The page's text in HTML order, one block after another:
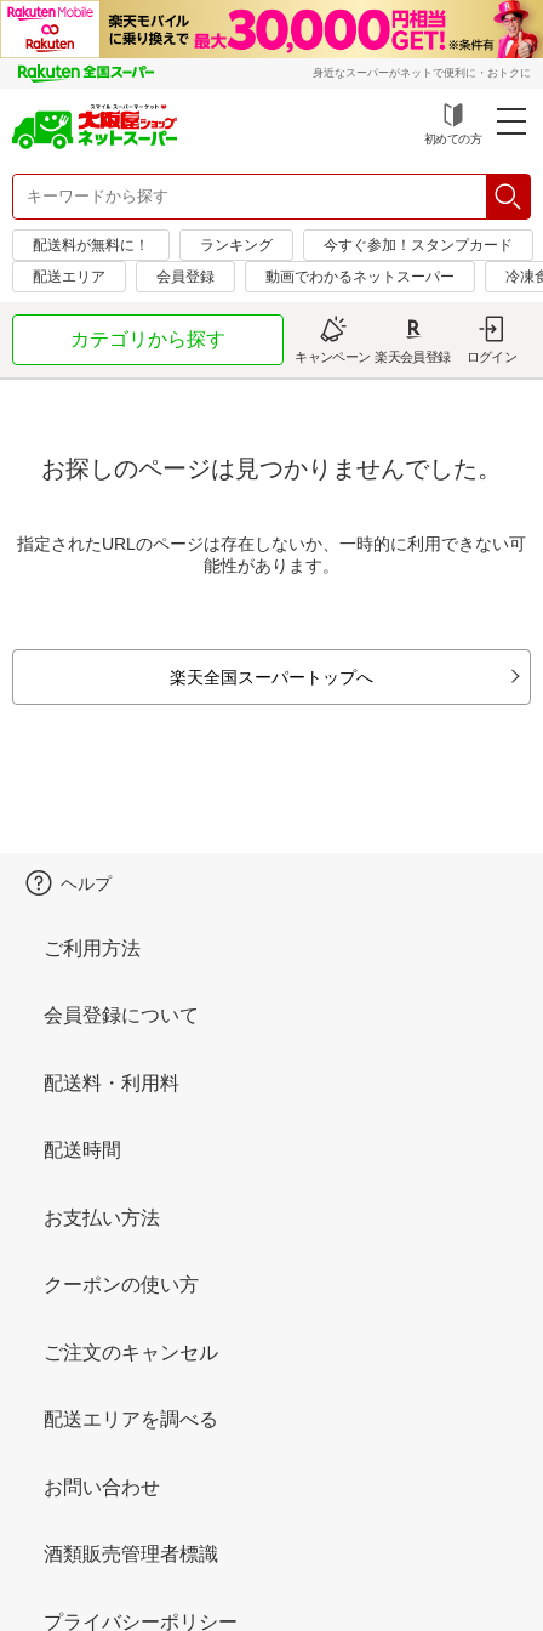
身近なスーパーがネットで便利に・おトクに
初めての方
配送料が無料に！ ランキング
今すぐ参加！スタンプカード
配送エリア
会員登録 動画でわかるネットスーパー 冷凍
カテゴリから探す
キャンペーン 楽天会員登録 ログイン
お探しのページは見つかりませんでした。
指定されたURLのページは存在しないか、一時的に利用できない可
能性があります。
楽天全国スーパートップへ
ヘルプ
ご利用方法
会員登録について
配送料・利用料
配送時間
お支払い方法
クーポンの使い方
ご注文のキャンセル
配送エリアを調べる
お問い合わせ
酒類販売管理者標識
プライバシーポリシー